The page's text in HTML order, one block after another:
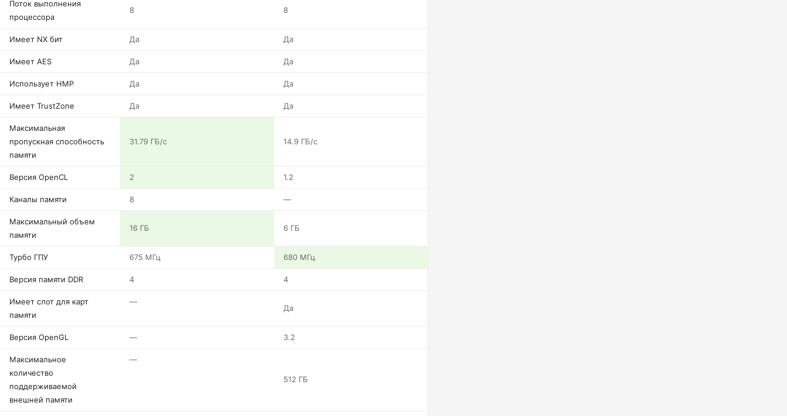
Поток выполнения
процессора
8 8
Имеет NX бит Да Да
Имеет AES Да Да
Использует HMP Да Да
Имеет TrustZone Да Да
Максимальная
пропускная способность
памяти
31.79 ГБ/с 14.9 ГБ/с
Версия OpenCL 2 1.2
Каналы памяти 8 —
Максимальный объем
памяти
16 ГБ 6 ГБ
Турбо ГПУ 675 МГц 680 МГц
Версия памяти DDR 4 4
Имеет слот для карт
памяти
—
Да
Версия OpenGL — 3.2
Максимальное
количество
поддерживаемой
внешней памяти
—
512 ГБ